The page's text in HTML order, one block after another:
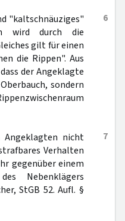
6
"kaltschnäuziges"
wird durch die
gilt für einen
die Rippen". Aus
der Angeklagte
sondern
7
Angeklagten nicht
Verhalten
gegenüber einem
Nebenklägers
StGB 52. Aufl. §